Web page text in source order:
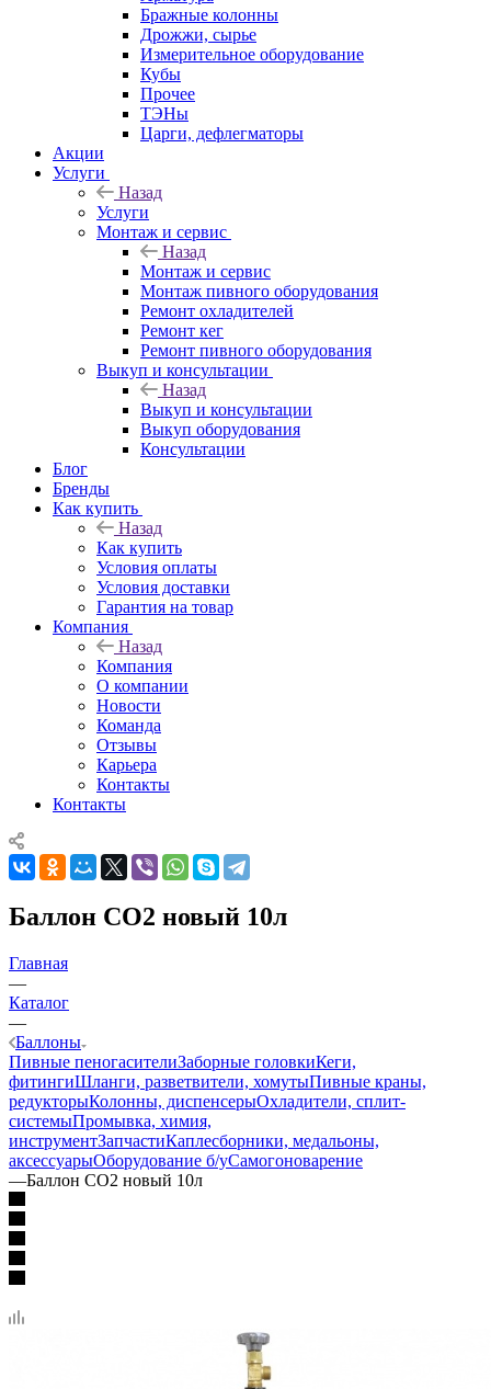
Бражные колонны
Дрожжи, сырье
Измерительное оборудование
Кубы
Прочее
ТЭНы
Царги, дефлегматоры
Акции
Услуги
Назад
Услуги
Монтаж и сервис
Назад
Монтаж и сервис
Монтаж пивного оборудования
Ремонт охладителей
Ремонт кег
Ремонт пивного оборудования
Выкуп и консультации
Назад
Выкуп и консультации
Выкуп оборудования
Консультации
Блог
Бренды
Как купить
Назад
Как купить
Условия оплаты
Условия доставки
Гарантия на товар
Компания
Назад
Компания
О компании
Новости
Команда
Отзывы
Карьера
Контакты
Контакты
Баллон СО2 новый 10л
Главная
—
Каталог
—
Баллоны
Пивные пеногасителиЗаборные головкиКеги,
фитингиШланги, разветвители, хомутыПивные краны,
редукторыКолонны, диспенсерыОхладители, сплит-
системыПромывка, химия,
инструментЗапчастиКаплесборники, медальоны,
аксессуарыОборудование б/уСамогоноварение
—Баллон СО2 новый 10л